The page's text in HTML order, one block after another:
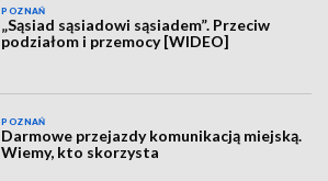
POZNAŃ
„Sąsiad sąsiadowi sąsiadem”. Przeciw
podziałom i przemocy [WIDEO]
POZNAŃ
Darmowe przejazdy komunikacją miejską.
Wiemy, kto skorzysta